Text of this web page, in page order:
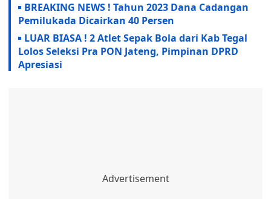
BREAKING NEWS ! Tahun 2023 Dana Cadangan
Pemilukada Dicairkan 40 Persen
LUAR BIASA ! 2 Atlet Sepak Bola dari Kab Tegal
Lolos Seleksi Pra PON Jateng, Pimpinan DPRD
Apresiasi